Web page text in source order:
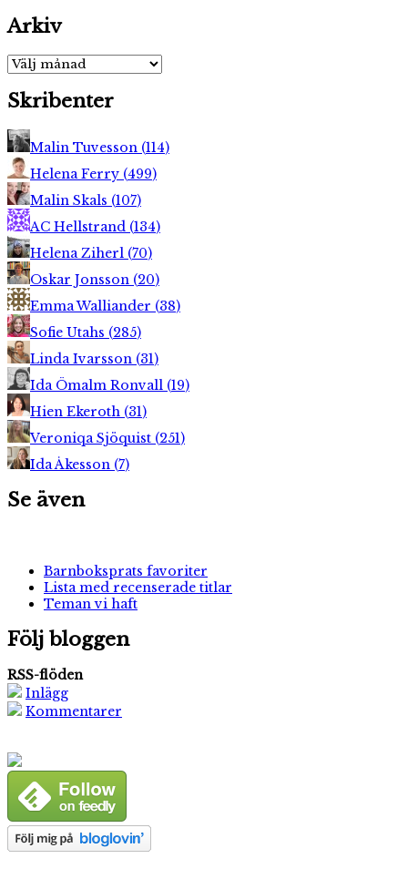
Arkiv
Arkiv
Skribenter
Malin Tuvesson (114)
Helena Ferry (499)
Malin Skals (107)
AC Hellstrand (134)
Helena Ziherl (70)
Oskar Jonsson (20)
Emma Walliander (38)
Sofie Utahs (285)
Linda Ivarsson (31)
Ida Ömalm Ronvall (19)
Hien Ekeroth (31)
Veroniqa Sjöquist (251)
Ida Åkesson (7)
Se även
Barnboksprats favoriter
Lista med recenserade titlar
Teman vi haft
Följ bloggen
RSS-flöden
Inlägg
Kommentarer